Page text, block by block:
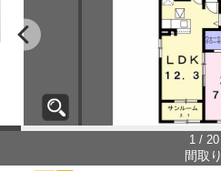
1 / 20
間取り